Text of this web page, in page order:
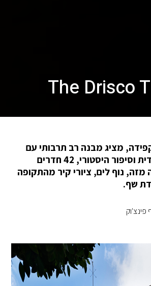
The Drisco
מציג מבנה רב תרבותי עם
ארכיטקטורה ייחודית וסיפור היסטורי, 42 חדרים
מזה, נוף לים, ציורי קיר מהתקופה
שף.
פינצ'וק